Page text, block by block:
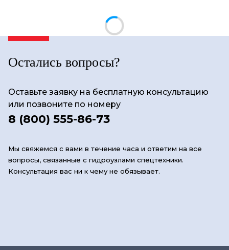
Остались вопросы?
Оставьте заявку на бесплатную консультацию
или позвоните по номеру
8 (800) 555-86-73
Мы свяжемся с вами в течение часа и ответим на все
вопросы, связанные с гидроузлами спецтехники.
Консультация вас ни к чему не обязывает.